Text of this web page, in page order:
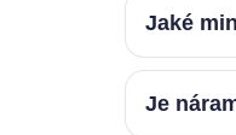
Jaké
Je